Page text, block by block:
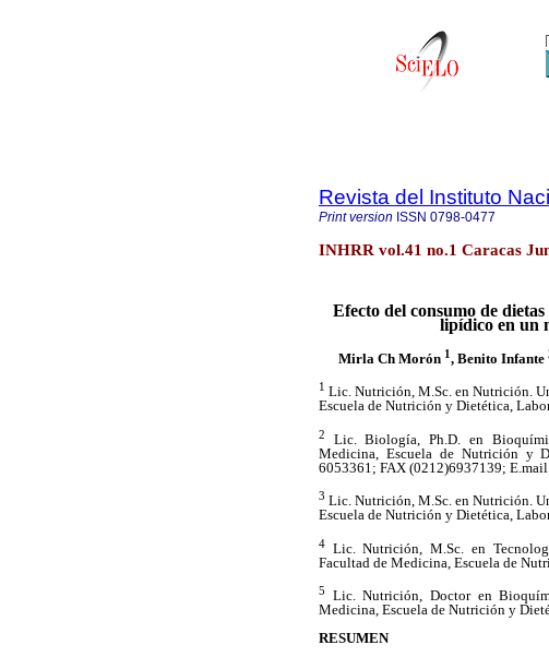
Revista del Instituto
Print version ISSN 0798-0477
INHRR vol.41 no.1 Caracas
Efecto del consumo de
lipídico en un
Mirla Ch Morón 1, Benito Infante
1 Lic. Nutrición, M.Sc. en Nutrición.
Escuela de Nutrición y Dietética,
2
Lic. Biología, Ph.D. en
Medicina, Escuela de Nutrición y
6053361; FAX (0212)6937139;
3 Lic. Nutrición, M.Sc. en Nutrición.
Escuela de Nutrición y Dietética,
4 Lic. Nutrición, M.Sc. en
Facultad de Medicina, Escuela de
5
Lic. Nutrición, Doctor en
Medicina, Escuela de Nutrición y
RESUMEN